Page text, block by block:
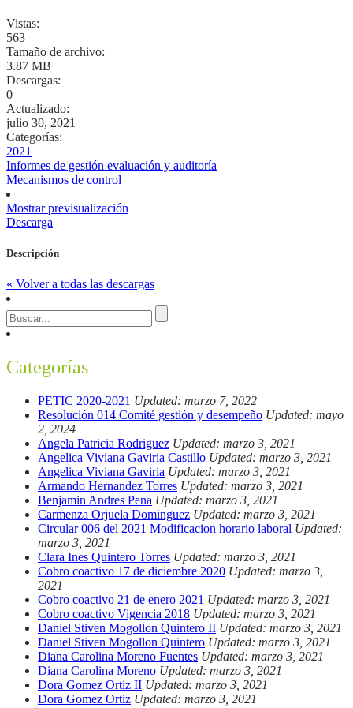
Vistas:
563
Tamaño de archivo:
3.87 MB
Descargas:
0
Actualizado:
julio 30, 2021
Categorías:
2021
Informes de gestión evaluación y auditoría
Mecanismos de control
Mostrar previsualización
Descarga
Descripción
« Volver a todas las descargas
Categorías
PETIC 2020-2021 Updated: marzo 7, 2022
Resolución 014 Comité gestión y desempeño Updated: mayo
2, 2024
Angela Patricia Rodriguez Updated: marzo 3, 2021
Angelica Viviana Gaviria Castillo Updated: marzo 3, 2021
Angelica Viviana Gaviria Updated: marzo 3, 2021
Armando Hernandez Torres Updated: marzo 3, 2021
Benjamin Andres Pena Updated: marzo 3, 2021
Carmenza Orjuela Dominguez Updated: marzo 3, 2021
Circular 006 del 2021 Modificacion horario laboral Updated:
marzo 3, 2021
Clara Ines Quintero Torres Updated: marzo 3, 2021
Cobro coactivo 17 de diciembre 2020 Updated: marzo 3,
2021
Cobro coactivo 21 de enero 2021 Updated: marzo 3, 2021
Cobro coactivo Vigencia 2018 Updated: marzo 3, 2021
Daniel Stiven Mogollon Quintero II Updated: marzo 3, 2021
Daniel Stiven Mogollon Quintero Updated: marzo 3, 2021
Diana Carolina Moreno Fuentes Updated: marzo 3, 2021
Diana Carolina Moreno Updated: marzo 3, 2021
Dora Gomez Ortiz II Updated: marzo 3, 2021
Dora Gomez Ortiz Updated: marzo 3, 2021